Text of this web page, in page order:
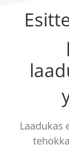
Laadukas